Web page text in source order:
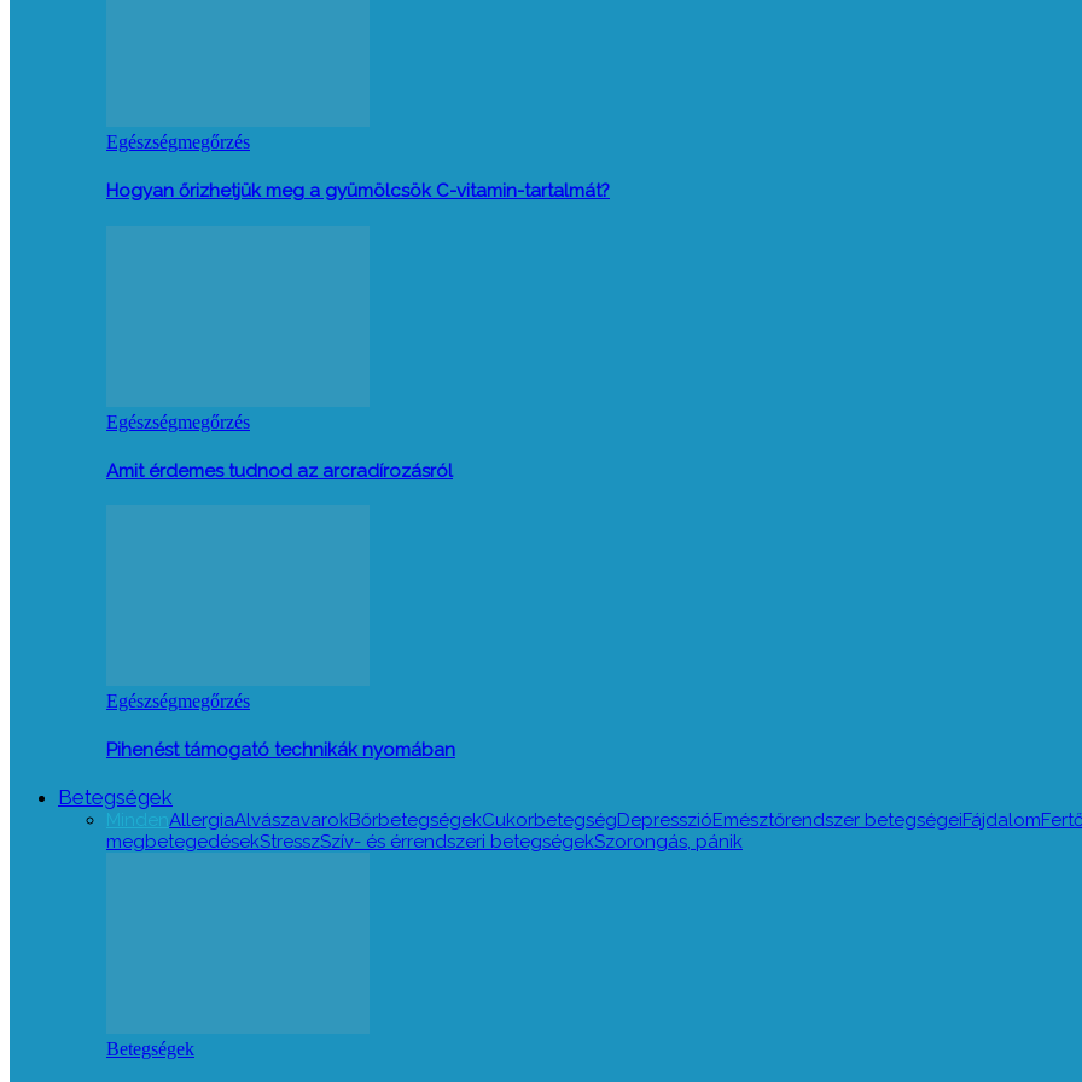
Egészségmegőrzés
Hogyan őrizhetjük meg a gyümölcsök C-vitamin-tartalmát?
Egészségmegőrzés
Amit érdemes tudnod az arcradírozásról
Egészségmegőrzés
Pihenést támogató technikák nyomában
Betegségek
MindenAllergiaAlvászavarokBőrbetegségekCukorbetegségDepresszióEmésztőrendszer betegségeiFájdalom
megbetegedésekStresszSzív- és érrendszeri betegségekSzorongás, pánik
Betegségek